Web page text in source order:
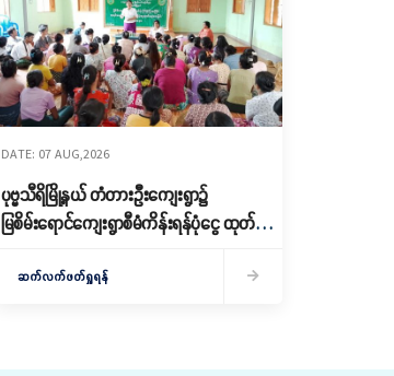
DATE: 07 AUG,2026
ပုဗ္ဗသီရိမြို့နယ် တံတားဦးကျေးရွာ၌
မြစိမ်းရောင်ကျေးရွာစီမံကိန်းရန်ပုံငွေ ထုတ်
ဆက်လက်ဖတ်ရှုရန်